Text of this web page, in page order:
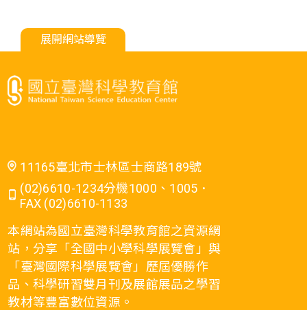
展開網站導覽
11165臺北市士林區士商路189號
(02)6610-1234分機1000、1005．
FAX (02)6610-1133
本網站為國立臺灣科學教育館之資源網
站，分享「全國中小學科學展覽會」與
「臺灣國際科學展覽會」歷屆優勝作
品、科學研習雙月刊及展館展品之學習
教材等豐富數位資源。